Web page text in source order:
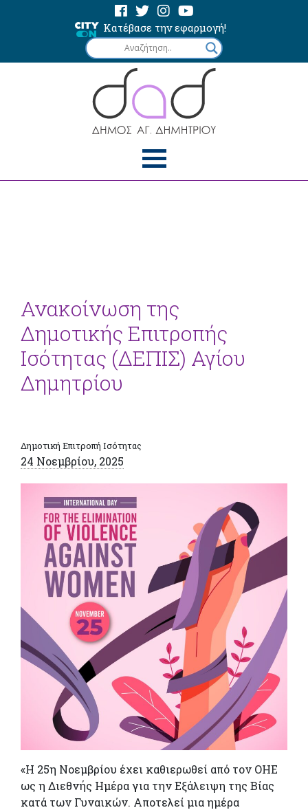
Κατέβασε την εφαρμογή!
Ανακοίνωση της
Δημοτικής Επιτροπής
Ισότητας (ΔΕΠΙΣ) Αγίου
Δημητρίου
Δημοτική Επιτροπή Ισότητας
24 Νοεμβρίου, 2025
«Η 25η Νοεμβρίου έχει καθιερωθεί από τον ΟΗΕ
ως η Διεθνής Ημέρα για την Εξάλειψη της Βίας
κατά των Γυναικών. Αποτελεί μια ημέρα